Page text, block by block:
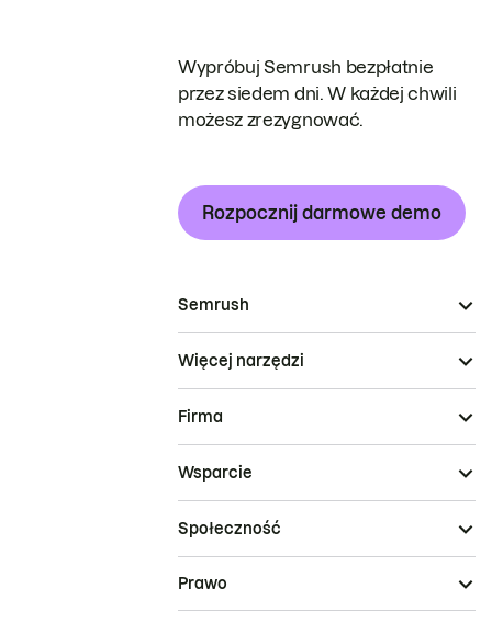
Wypróbuj Semrush bezpłatnie
przez siedem dni. W każdej chwili
możesz zrezygnować.
Rozpocznij darmowe demo
Semrush
Więcej narzędzi
Firma
Wsparcie
Społeczność
Prawo